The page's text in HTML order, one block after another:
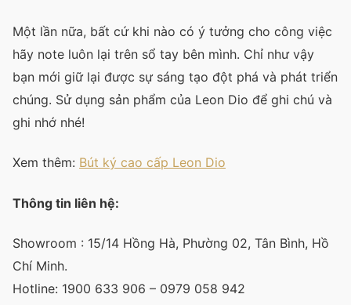
Một lần nữa, bất cứ khi nào có ý tưởng cho công việc
hãy note luôn lại trên sổ tay bên mình. Chỉ như vậy
bạn mới giữ lại được sự sáng tạo đột phá và phát triển
chúng. Sử dụng sản phẩm của Leon Dio để ghi chú và
ghi nhớ nhé!
Xem thêm: Bút ký cao cấp Leon Dio
Thông tin liên hệ:
Showroom : 15/14 Hồng Hà, Phường 02, Tân Bình, Hồ
Chí Minh.
Hotline: 1900 633 906 – 0979 058 942